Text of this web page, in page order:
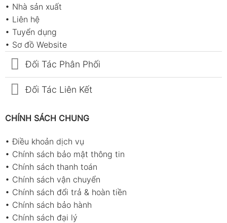
• Nhà sản xuất
• Liên hệ
• Tuyển dụng
• Sơ đồ Website
Đối Tác Phân Phối
Đối Tác Liên Kết
CHÍNH SÁCH CHUNG
•Điều khoản dịch vụ
• Chính sách bảo mật thông tin
• Chính sách thanh toán
• Chính sách vận chuyển
• Chính sách đổi trả & hoàn tiền
• Chính sách bảo hành
• Chính sách đại lý